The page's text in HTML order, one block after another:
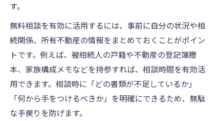
す。
無料相談を有効に活用するには、事前に自分の状況や相
続関係、所有不動産の情報をまとめておくことがポイン
トです。例えば、被相続人の戸籍や不動産の登記簿謄
本、家族構成メモなどを持参すれば、相談時間を有効活
用できます。相談時に「どの書類が不足しているか」
「何から手をつけるべきか」を明確にできるため、無駄
な手戻りを防げます。